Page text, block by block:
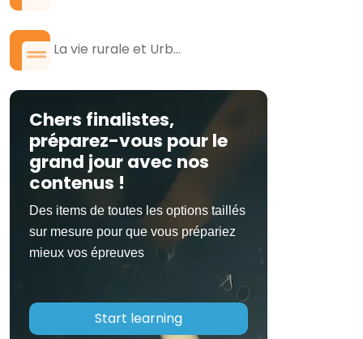
La vie rurale et Urb...
Chers finalistes,
préparez-vous pour le
grand jour avec nos
contenus !
Des items de toutes les options taillés
sur mesure pour que vous prépariez
mieux vos épreuves
Start learning